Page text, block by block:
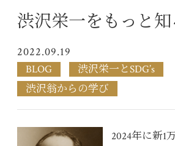
渋沢栄一をもっと知
2022.09.19
BLOG
渋沢栄一とSDG’s
渋沢翁からの学び
2024年に新1